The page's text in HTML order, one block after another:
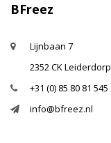
BFreez
Lijnbaan 7
2352 CK Leiderdorp
+31 (0) 85 80 81 545
info@bfreez.nl